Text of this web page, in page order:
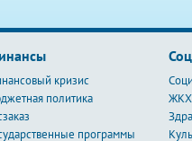
кризис
политика
программы
ЖКХ